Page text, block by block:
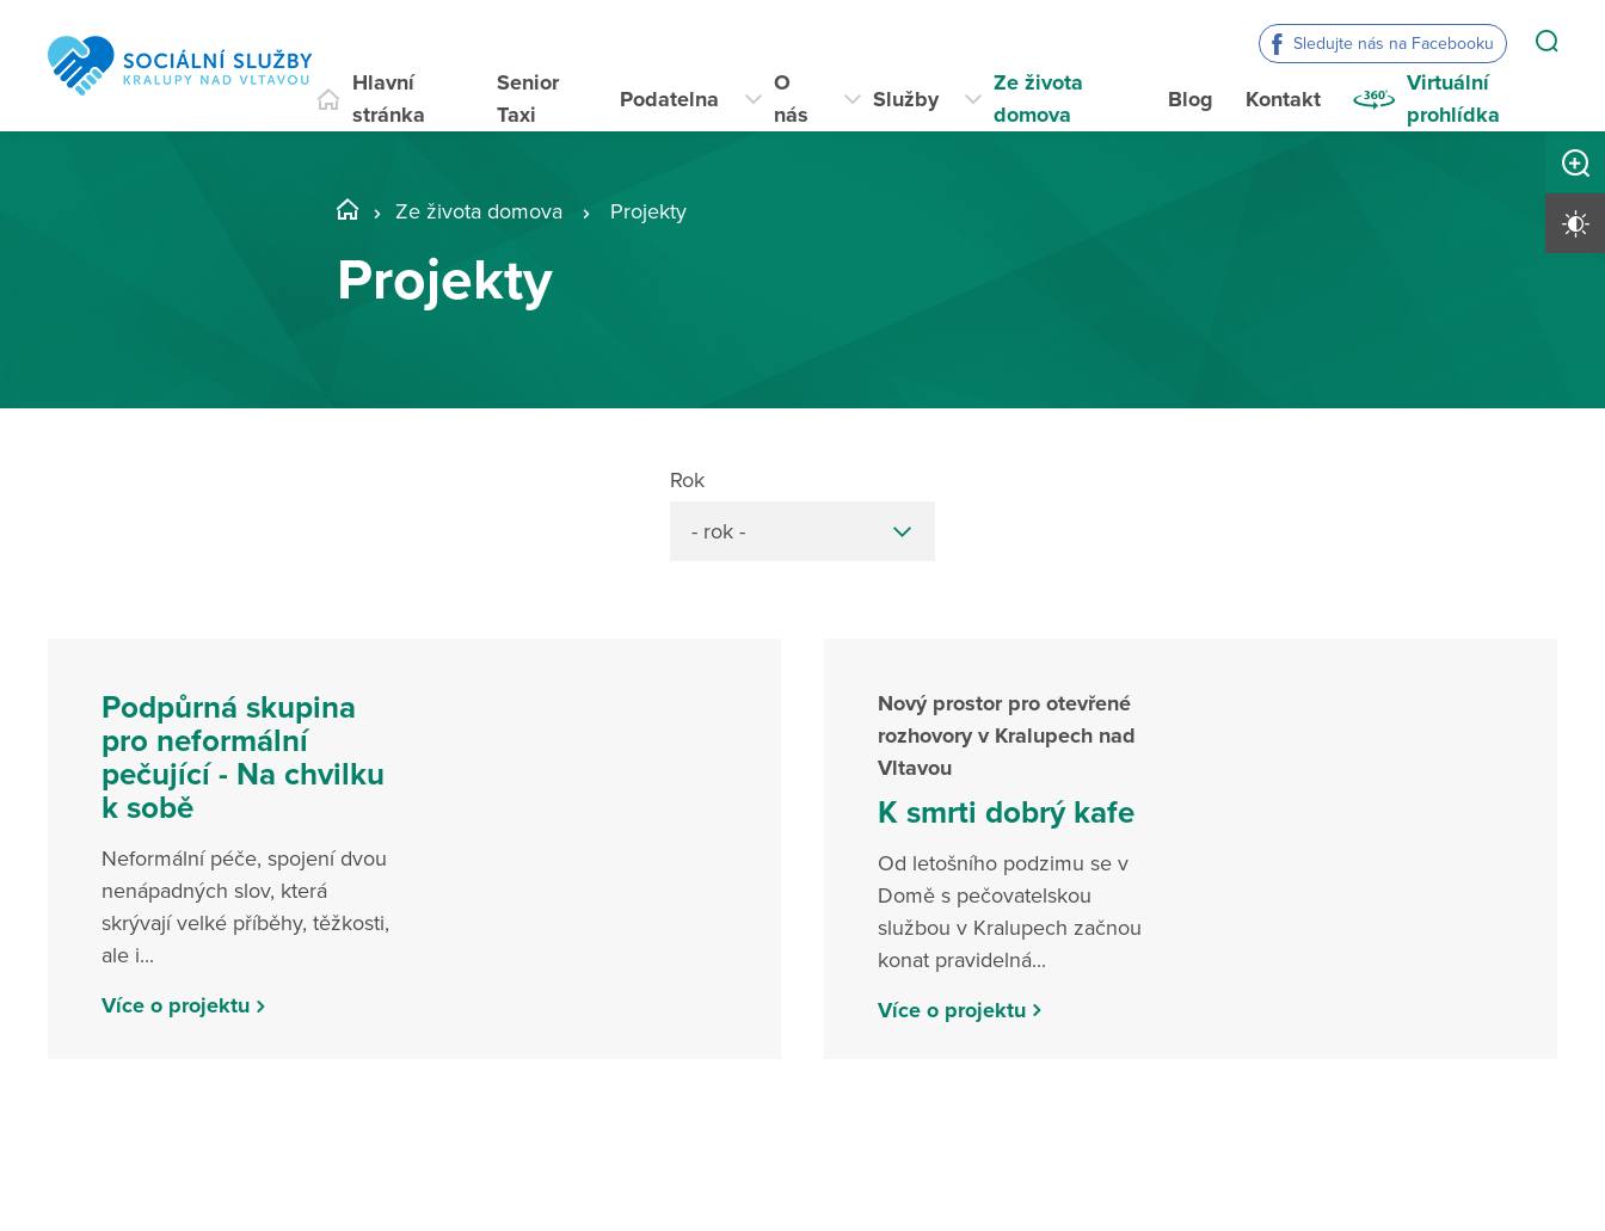
Sledujte nás na Facebooku
Hlavní
stránka
Senior
Taxi
Podatelna
O
nás
Služby
Ze života
domova
Blog Kontakt
Virtuální
prohlídka
Ze života domova Projekty
Projekty
Rok
- rok -
Podpůrná skupina
pro neformální
pečující - Na chvilku
k sobě
Neformální péče, spojení dvou
nenápadných slov, která
skrývají velké příběhy, těžkosti,
ale i...
Více o projektu
Nový prostor pro otevřené
rozhovory v Kralupech nad
Vltavou
K smrti dobrý kafe
Od letošního podzimu se v
Domě s pečovatelskou
službou v Kralupech začnou
konat pravidelná...
Více o projektu